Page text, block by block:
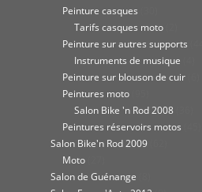
Peinture casques
Tarifs casques moto
Peinture sur autres supports
Instruments de musique
Peinture sur blouson de cuir
Peintures moto
Salon Bike 'n Rod 2008
Peintures réservoirs motos
Salon Bike'n Rod 2009
Moto
Salon de Guénange